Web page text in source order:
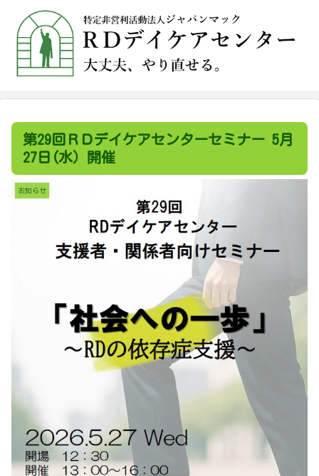
第29回ＲＤデイケアセンターセミナー 5月
27日(水）開催
お知らせ